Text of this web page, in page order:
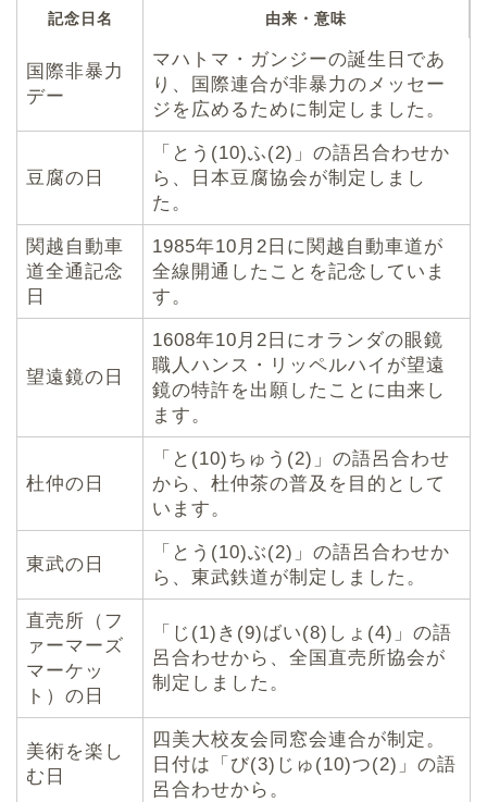
記念日名 由来・意味
国際非暴力
デー
マハトマ・ガンジーの誕生日であ
り、国際連合が非暴力のメッセー
ジを広めるために制定しました。
豆腐の日
「とう(10)ふ(2)」の語呂合わせか
ら、日本豆腐協会が制定しまし
た。
関越自動車
道全通記念
日
1985年10月2日に関越自動車道が
全線開通したことを記念していま
す。
望遠鏡の日
1608年10月2日にオランダの眼鏡
職人ハンス・リッペルハイが望遠
鏡の特許を出願したことに由来し
ます。
杜仲の日
「と(10)ちゅう(2)」の語呂合わせ
から、杜仲茶の普及を目的として
います。
東武の日
「とう(10)ぶ(2)」の語呂合わせか
ら、東武鉄道が制定しました。
直売所（フ
ァーマーズ
マーケッ
ト）の日
「じ(1)き(9)ばい(8)しょ(4)」の語
呂合わせから、全国直売所協会が
制定しました。
美術を楽し
む日
四美大校友会同窓会連合が制定。
日付は「び(3)じゅ(10)つ(2)」の語
呂合わせから。